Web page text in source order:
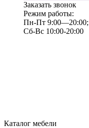
Заказать звонок
Режим работы:
Пн-Пт 9:00—20:00;
Сб-Вс 10:00-20:00
Каталог мебели